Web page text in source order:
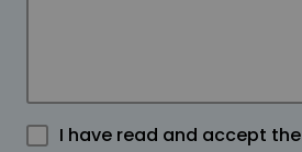
I have read and accept the